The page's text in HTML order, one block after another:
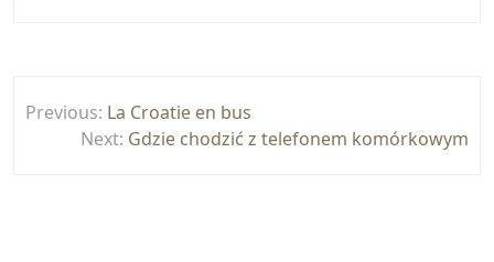
navigation
Previous: La Croatie en bus
Next: Gdzie chodzić z telefonem komórkowym